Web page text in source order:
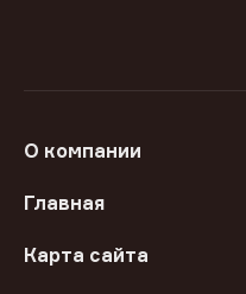
О компании
Главная
Карта сайта